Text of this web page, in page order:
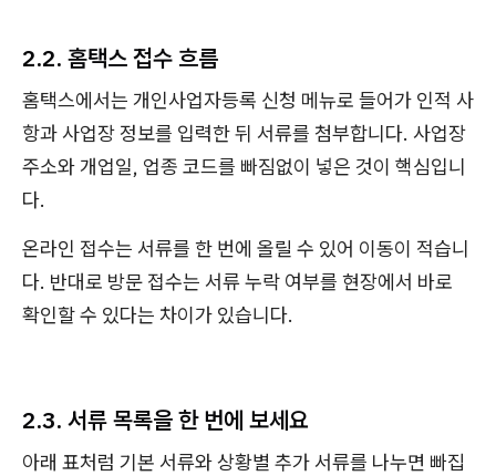
2.2. 홈택스 접수 흐름
홈택스에서는 개인사업자등록 신청 메뉴로 들어가 인적 사
항과 사업장 정보를 입력한 뒤 서류를 첨부합니다. 사업장
주소와 개업일, 업종 코드를 빠짐없이 넣은 것이 핵심입니
다.
온라인 접수는 서류를 한 번에 올릴 수 있어 이동이 적습니
다. 반대로 방문 접수는 서류 누락 여부를 현장에서 바로
확인할 수 있다는 차이가 있습니다.
2.3. 서류 목록을 한 번에 보세요
아래 표처럼 기본 서류와 상황별 추가 서류를 나누면 빠집